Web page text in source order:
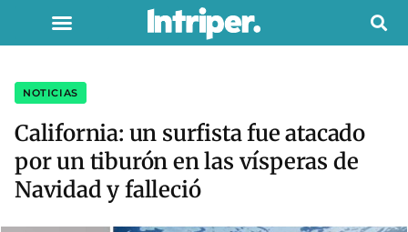
NOTICIAS
California: un surfista fue atacado
por un tiburón en las vísperas de
Navidad y falleció